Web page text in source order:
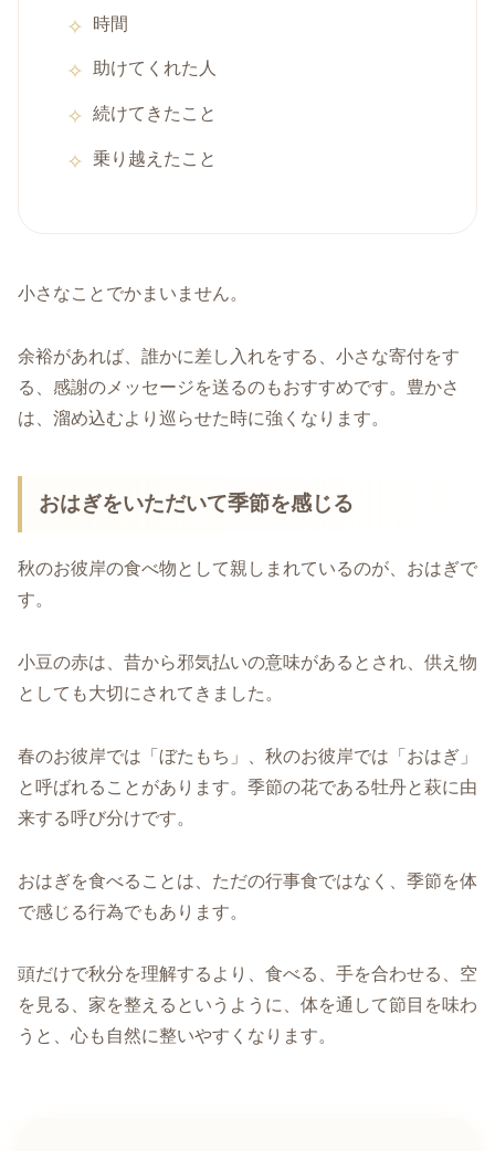
時間
助けてくれた人
続けてきたこと
乗り越えたこと
小さなことでかまいません。
余裕があれば、誰かに差し入れをする、小さな寄付をす
る、感謝のメッセージを送るのもおすすめです。豊かさ
は、溜め込むより巡らせた時に強くなります。
おはぎをいただいて季節を感じる
秋のお彼岸の食べ物として親しまれているのが、おはぎで
す。
小豆の赤は、昔から邪気払いの意味があるとされ、供え物
としても大切にされてきました。
春のお彼岸では「ぼたもち」、秋のお彼岸では「おはぎ」
と呼ばれることがあります。季節の花である牡丹と萩に由
来する呼び分けです。
おはぎを食べることは、ただの行事食ではなく、季節を体
で感じる行為でもあります。
頭だけで秋分を理解するより、食べる、手を合わせる、空
を見る、家を整えるというように、体を通して節目を味わ
うと、心も自然に整いやすくなります。